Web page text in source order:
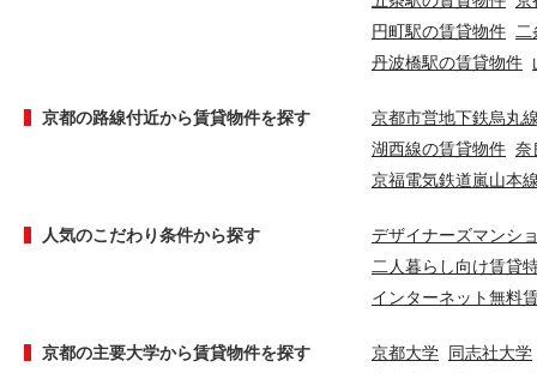
円町駅の賃貸物件 二
丹波橋駅の賃貸物件
京都の路線付近から賃貸物件を探す
京都市営地下鉄烏丸
湖西線の賃貸物件 奈
京福電気鉄道嵐山本
人気のこだわり条件から探す
デザイナーズマンシ
二人暮らし向け賃貸
インターネット無料
京都の主要大学から賃貸物件を探す 京都大学 同志社大学